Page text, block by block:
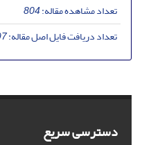
تعداد مشاهده مقاله:804
تعداد دریافت فایل اصل مقاله:
دسترسی سریع